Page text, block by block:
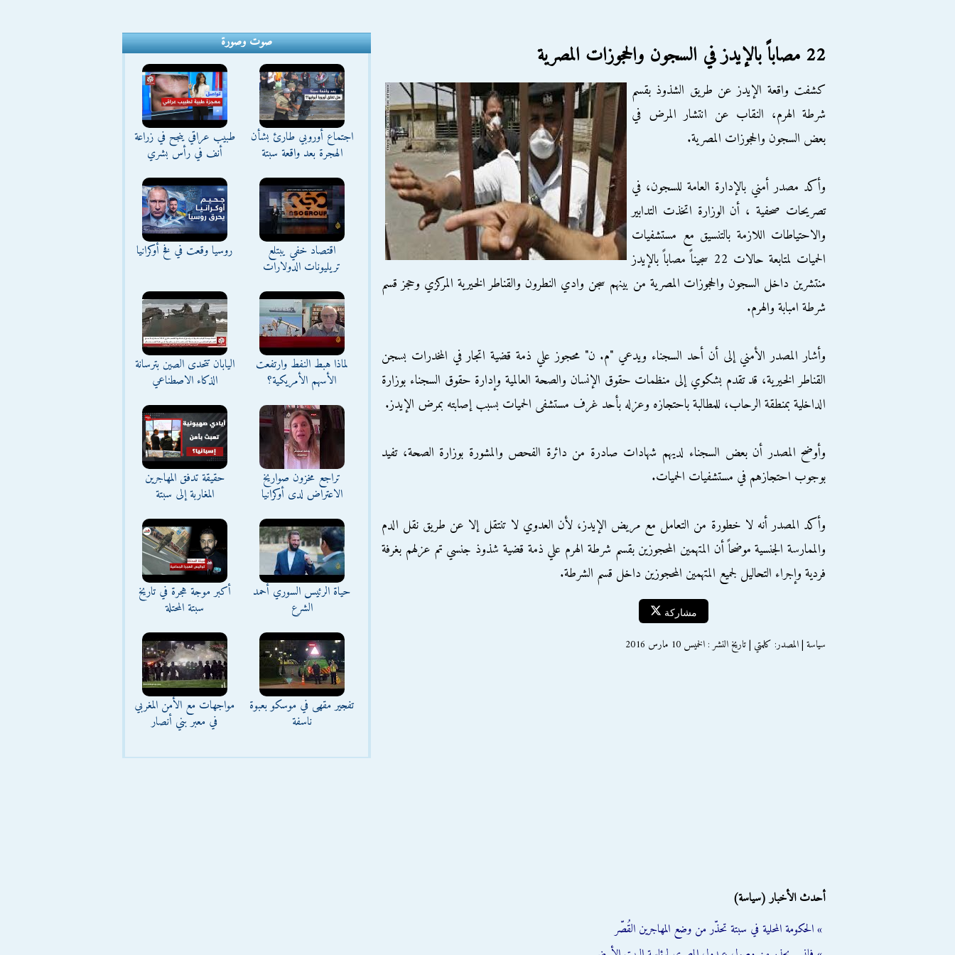
22 مصاباً بالإيدز في السجون والحجوزات المصرية
كشفت واقعة الإيدز عن طريق الشذوذ بقسم
شرطة الهرم، النقاب عن انتشار المرض في
بعض السجون والحجوزات المصرية.
وأكد مصدر أمني بالإدارة العامة للسجون، في
تصريحات صحفية ، أن الوزارة اتخذت التدابير
والاحتياطات اللازمة بالتنسيق مع مستشفيات
الحميات لمتابعة حالات 22 سجيناً مصاباً بالإيدز
منتشرين داخل السجون والحجوزات المصرية من بينهم سجن وادي النطرون والقناطر الخيرية المركزي وحجز قسم
شرطة امبابة والهرم.
وأشار المصدر الأمني إلى أن أحد السجناء ويدعي "م. ن" محجوز علي ذمة قضية اتجار في المخدرات بسجن
القناطر الخيرية، قد تقدم بشكوي إلى منظمات حقوق الإنسان والصحة العالمية وإدارة حقوق السجناء بوزارة
الداخلية بمنطقة الرحاب، للمطالبة باحتجازه وعزله بأحد غرف مستشفى الحميات بسبب إصابته بمرض الإيدز.
وأوضح المصدر أن بعض السجناء لديهم شهادات صادرة من دائرة الفحص والمشورة بوزارة الصحة، تفيد
بوجوب احتجازهم في مستشفيات الحميات.
وأكد المصدر أنه لا خطورة من التعامل مع مريض الإيدز، لأن العدوي لا تنتقل إلا عن طريق نقل الدم
والممارسة الجنسية موضحاً أن المتهمين المحجوزين بقسم شرطة الهرم علي ذمة قضية شذوذ جنسي تم عزلهم بغرفة
فردية وإجراء التحاليل لجميع المتهمين المحجوزين داخل قسم الشرطة.
مشاركة
سياسة | المصدر: كلمتي | تاريخ النشر : الخميس 10 مارس 2016
أحدث الأخبار (سياسة)
» الحكومة المحلية في سبتة تحذّر من وضع المهاجرين القُصّر
صوت وصورة
اجتماع أوروبي طارئ بشأن
الهجرة بعد واقعة سبتة
طبيب عراقي ينجح في زراعة
أنف في رأس بشري
اقتصاد خفي يبتلع
تريليونات الدولارات
روسيا وقعت في فخ أوكرانيا
لماذا هبط النفط وارتفعت
الأسهم الأمريكية؟
اليابان تتحدى الصين بترسانة
الذكاء الاصطناعي
تراجع مخزون صواريخ
الاعتراض لدى أوكرانيا
حقيقة تدفق المهاجرين
المغاربة إلى سبتة
حياة الرئيس السوري أحمد
الشرع
أكبر موجة هجرة في تاريخ
سبتة المحتلة
تفجير مقهى في موسكو بعبوة
ناسفة
مواجهات مع الأمن المغربي
في معبر بني أنصار